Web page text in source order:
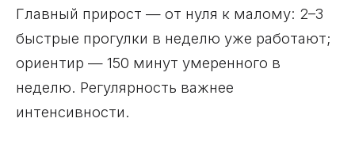
Главный прирост — от нуля к малому: 2–3
быстрые прогулки в неделю уже работают;
ориентир — 150 минут умеренного в
неделю. Регулярность важнее
интенсивности.